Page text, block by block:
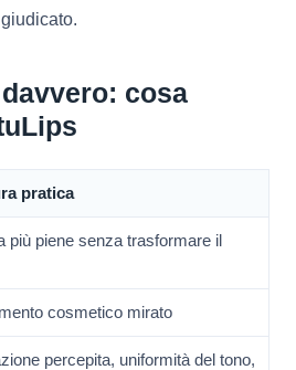
cosa
pratica
più piene senza trasformare il
cosmetico mirato
percepita, uniformità del tono,